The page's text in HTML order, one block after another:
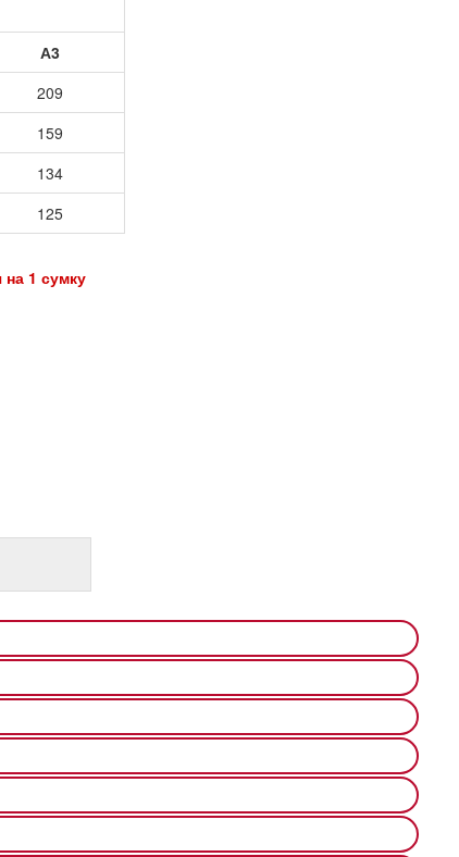
А3
209
159
134
125
на 1 сумку